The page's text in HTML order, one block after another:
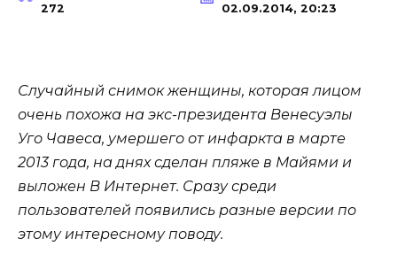
272 02.09.2014, 20:23
Случайный снимок женщины, которая лицом
очень похожа на экс-президента Венесуэлы
Уго Чавеса, умершего от инфаркта в марте
2013 года, на днях сделан пляже в Майями и
выложен В Интернет. Сразу среди
пользователей появились разные версии по
этому интересному поводу.